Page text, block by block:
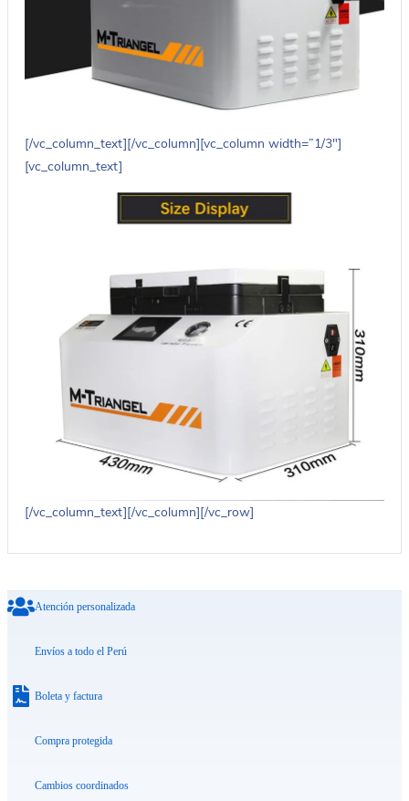
[/vc_column_text][/vc_column][vc_column width=”1/3″]
[vc_column_text]
[/vc_column_text][/vc_column][/vc_row]
Atención personalizada
Envíos a todo el Perú
Boleta y factura
Compra protegida
Cambios coordinados